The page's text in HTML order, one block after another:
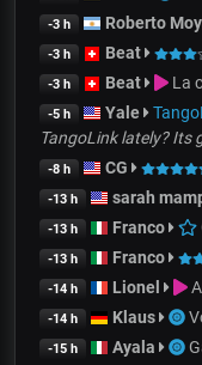
-3 h Roberto
-3 h Beat
-3 h Beat La
-5 h Yale
TangoLink lately? Its
-8 h CG
-13 h sarah
-13 h Franco
-13 h Franco
-14 h Lionel
-14 h Klaus
-15 h Ayala